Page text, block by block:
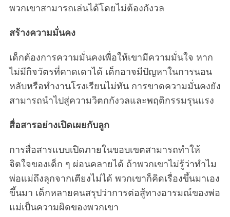
พวกเขาสามารถเล่นได้โดยไม่ต้องกังวล
สร้างความมั่นคง
เด็กต้องการความมั่นคงเพื่อให้เขามีความมั่นใจ หาก
ไม่มีกิจวัตรที่คาดเดาได้ เด็กอาจมีปัญหาในการนอน
หลับหรือทำงานโรงเรียนไม่ทัน การขาดความมั่นคงยัง
สามารถนำไปสู่ความวิตกกังวลและพฤติกรรมรุนแรง
สื่อสารอย่างเปิดเผยกับลูก
การสื่อสารแบบเปิดภายในขอบเขตสามารถทำให้
จิตใจของเด็ก ๆ ผ่อนคลายได้ ถ้าพวกเขาไม่รู้ว่าทำไม
พ่อแม่ถึงลุกจากเตียงไม่ได้ พวกเขาก็คิดเรื่องขึ้นมาเอง
ขึ้นมา เด็กหลายคนสรุปว่าการต่อสู้ทางอารมณ์ของพ่อ
แม่เป็นความผิดของพวกเขา